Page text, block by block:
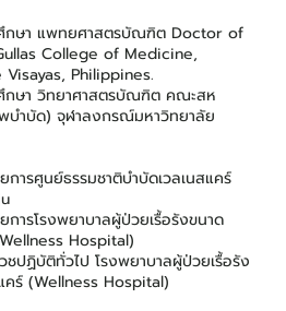
กษา แพทยศาสตรบัณฑิต Doctor of
College of Medicine,
Philippines.
กษา วิทยาศาสตรบัณฑิต คณะสห
บำบัด) จุฬาลงกรณ์มหาวิทยาลัย
ารศูนย์ธรรมชาติบำบัดเวลเนสแคร์
ารโรงพยาบาลผู้ป่วยเรื้อรังขนาด
Hospital)
ปฏิบัติทั่วไป โรงพยาบาลผู้ป่วยเรื้อรัง
คร์ (Wellness Hospital)